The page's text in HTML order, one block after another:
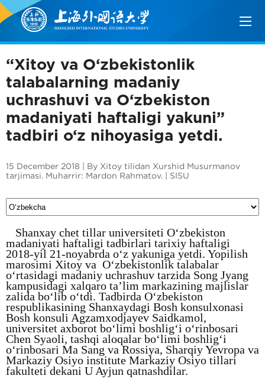
“Xitoy va O‘zbekistonlik
talabalarning madaniy
uchrashuvi va O‘zbekiston
madaniyati haftaligi yakuni”
tadbiri o‘z nihoyasiga yetdi.
15 December 2018 | By Xitoy tilidan Xurshid Musurmanov
tarjimasi. Muharrir: Mardon Rahmatov. | SISU
Shanxay chet tillar universiteti O‘zbekiston
madaniyati haftaligi tadbirlari tarixiy haftaligi
2018-yil 21-noyabrda o‘z yakuniga yetdi. Yopilish
marosimi Xitoy va O‘zbekistonlik talabalar
o‘rtasidagi madaniy uchrashuv tarzida Song Jyang
kampusidagi xalqaro ta’lim markazining majlislar
zalida bo‘lib o‘tdi. Tadbirda O‘zbekiston
respublikasining Shanxaydagi Bosh konsulxonasi
Bosh konsuli Agzamxodjayev Saidkamol,
universitet axborot bo‘limi boshlig‘i o‘rinbosari
Chen Syaoli, tashqi aloqalar bo‘limi boshlig‘i
o‘rinbosari Ma Sang va Rossiya, Sharqiy Yevropa va
Markaziy Osiyo institute Markaziy Osiyo tillari
fakulteti dekani U Ayjun qatnashdilar.